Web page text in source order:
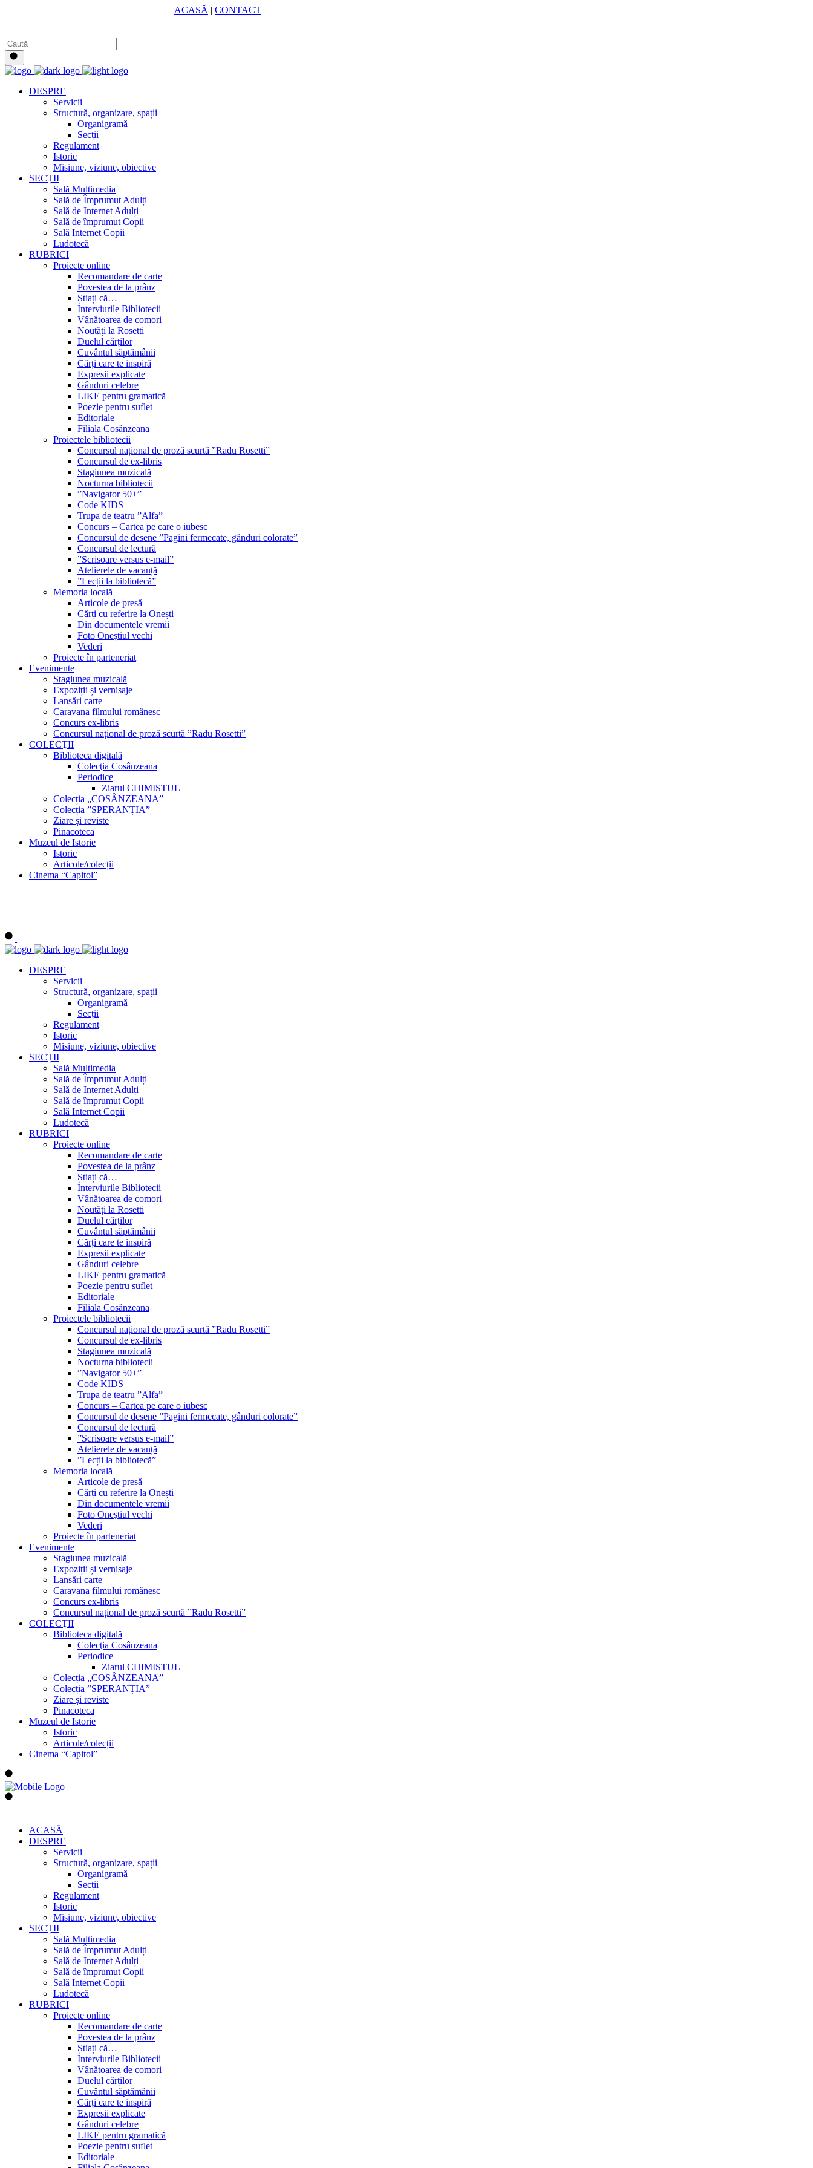
ACASĂ | CONTACT
DESPRE
Servicii
Structură, organizare, spații
Organigramă
Secții
Regulament
Istoric
Misiune, viziune, obiective
SECȚII
Sală Multimedia
Sală de Împrumut Adulți
Sală de Internet Adulți
Sală de împrumut Copii
Sală Internet Copii
Ludotecă
RUBRICI
Proiecte online
Recomandare de carte
Povestea de la prânz
Știați că…
Interviurile Bibliotecii
Vânătoarea de comori
Noutăți la Rosetti
Duelul cărților
Cuvântul săptămânii
Cărți care te inspiră
Expresii explicate
Gânduri celebre
LIKE pentru gramatică
Poezie pentru suflet
Editoriale
Filiala Cosânzeana
Proiectele bibliotecii
Concursul național de proză scurtă ”Radu Rosetti”
Concursul de ex-libris
Stagiunea muzicală
Nocturna bibliotecii
”Navigator 50+”
Code KIDS
Trupa de teatru ”Alfa”
Concurs – Cartea pe care o iubesc
Concursul de desene ”Pagini fermecate, gânduri colorate”
Concursul de lectură
”Scrisoare versus e-mail”
Atelierele de vacanță
”Lecții la bibliotecă”
Memoria locală
Articole de presă
Cărți cu referire la Onești
Din documentele vremii
Foto Oneștiul vechi
Vederi
Proiecte în parteneriat
Evenimente
Stagiunea muzicală
Expoziții și vernisaje
Lansări carte
Caravana filmului românesc
Concurs ex-libris
Concursul național de proză scurtă ”Radu Rosetti”
COLECŢII
Biblioteca digitală
Colecţia Cosânzeana
Periodice
Ziarul CHIMISTUL
Colecția „COSÂNZEANA”
Colecția ”SPERANȚIA”
Ziare și reviste
Pinacoteca
Muzeul de Istorie
Istoric
Articole/colecții
Cinema “Capitol”
DESPRE
Servicii
Structură, organizare, spații
Organigramă
Secții
Regulament
Istoric
Misiune, viziune, obiective
SECȚII
Sală Multimedia
Sală de Împrumut Adulți
Sală de Internet Adulți
Sală de împrumut Copii
Sală Internet Copii
Ludotecă
RUBRICI
Proiecte online
Recomandare de carte
Povestea de la prânz
Știați că…
Interviurile Bibliotecii
Vânătoarea de comori
Noutăți la Rosetti
Duelul cărților
Cuvântul săptămânii
Cărți care te inspiră
Expresii explicate
Gânduri celebre
LIKE pentru gramatică
Poezie pentru suflet
Editoriale
Filiala Cosânzeana
Proiectele bibliotecii
Concursul național de proză scurtă ”Radu Rosetti”
Concursul de ex-libris
Stagiunea muzicală
Nocturna bibliotecii
”Navigator 50+”
Code KIDS
Trupa de teatru ”Alfa”
Concurs – Cartea pe care o iubesc
Concursul de desene ”Pagini fermecate, gânduri colorate”
Concursul de lectură
”Scrisoare versus e-mail”
Atelierele de vacanță
”Lecții la bibliotecă”
Memoria locală
Articole de presă
Cărți cu referire la Onești
Din documentele vremii
Foto Oneștiul vechi
Vederi
Proiecte în parteneriat
Evenimente
Stagiunea muzicală
Expoziții și vernisaje
Lansări carte
Caravana filmului românesc
Concurs ex-libris
Concursul național de proză scurtă ”Radu Rosetti”
COLECŢII
Biblioteca digitală
Colecţia Cosânzeana
Periodice
Ziarul CHIMISTUL
Colecția „COSÂNZEANA”
Colecția ”SPERANȚIA”
Ziare și reviste
Pinacoteca
Muzeul de Istorie
Istoric
Articole/colecții
Cinema “Capitol”
ACASĂ
DESPRE
Servicii
Structură, organizare, spații
Organigramă
Secții
Regulament
Istoric
Misiune, viziune, obiective
SECȚII
Sală Multimedia
Sală de Împrumut Adulți
Sală de Internet Adulți
Sală de împrumut Copii
Sală Internet Copii
Ludotecă
RUBRICI
Proiecte online
Recomandare de carte
Povestea de la prânz
Știați că…
Interviurile Bibliotecii
Vânătoarea de comori
Duelul cărților
Cuvântul săptămânii
Cărți care te inspiră
Expresii explicate
Gânduri celebre
LIKE pentru gramatică
Poezie pentru suflet
Editoriale